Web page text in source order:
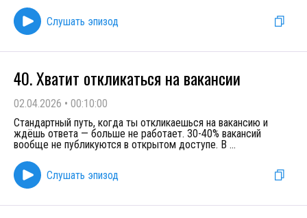
Слушать эпизод
40. Хватит откликаться на вакансии
02.04.2026 • 00:10:00
Стандартный путь, когда ты откликаешься на вакансию и
ждёшь ответа — больше не работает. 30-40% вакансий
вообще не публикуются в открытом доступе. В ...
Слушать эпизод